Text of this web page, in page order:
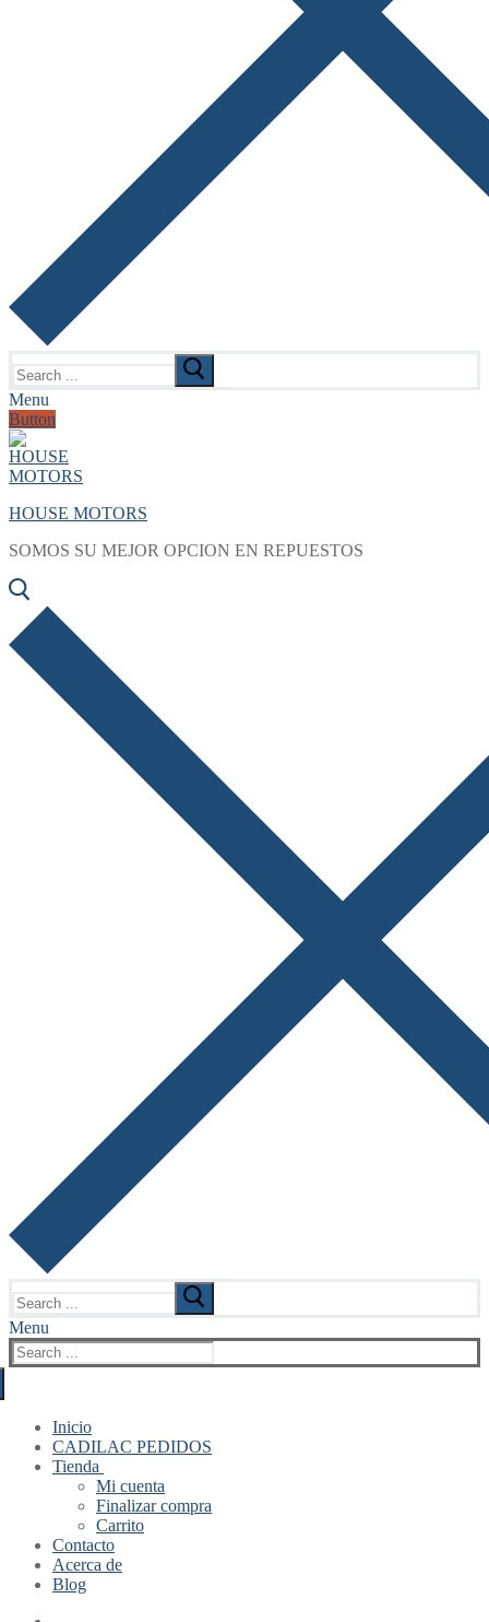
for:
Menu
Button
HOUSE MOTORS
SOMOS SU MEJOR OPCION EN REPUESTOS
for:
Menu
Search
for:
Inicio
CADILAC PEDIDOS
Tienda
Mi cuenta
Finalizar compra
Carrito
Contacto
Acerca de
Blog